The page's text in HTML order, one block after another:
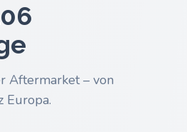
Aftermarket – von
Europa.